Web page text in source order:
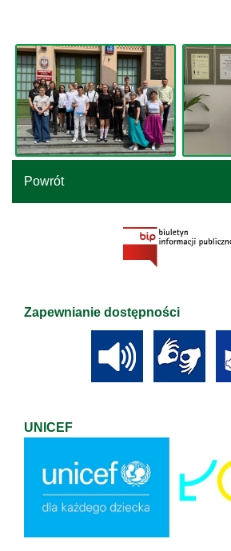
Powrót
Zapewnianie dostępności
UNICEF